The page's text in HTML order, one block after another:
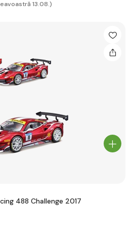
13.08.)
488 Challenge 2017